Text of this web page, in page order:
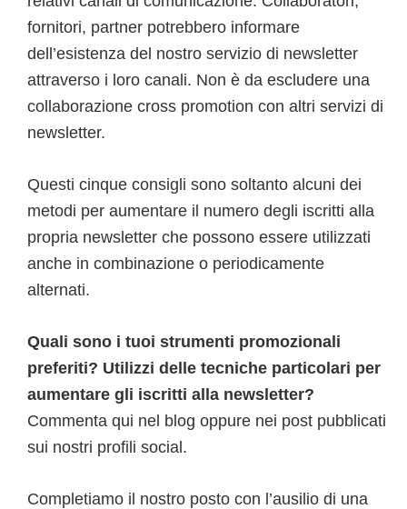
fornitori, partner potrebbero informare
dell’esistenza del nostro servizio di newsletter
attraverso i loro canali. Non è da escludere una
collaborazione cross promotion con altri servizi di
newsletter.
Questi cinque consigli sono soltanto alcuni dei
metodi per aumentare il numero degli iscritti alla
propria newsletter che possono essere utilizzati
anche in combinazione o periodicamente
alternati.
Quali sono i tuoi strumenti promozionali
preferiti? Utilizzi delle tecniche particolari per
aumentare gli iscritti alla newsletter?
Commenta qui nel blog oppure nei post pubblicati
sui nostri profili social.
Completiamo il nostro posto con l’ausilio di una